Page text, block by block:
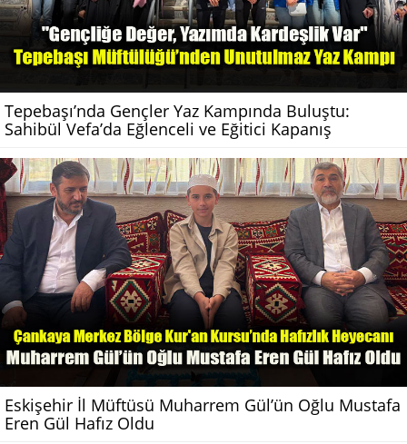
Tepebaşı’nda Gençler Yaz Kampında Buluştu:
Sahibül Vefa’da Eğlenceli ve Eğitici Kapanış
Eskişehir İl Müftüsü Muharrem Gül’ün Oğlu Mustafa
Eren Gül Hafız Oldu